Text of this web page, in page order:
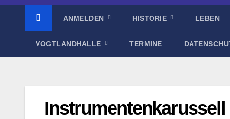
ANMELDEN HISTORIE LEBEN
VOGTLANDHALLE TERMINE